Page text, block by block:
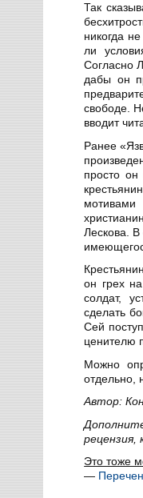
Так
никогда
ли
Согласно
дабы он
свободе.
вводит
Ранее
просто он
Лескова. В
он грех
солдат,
сделать
Сей
ценителю
Можно
отдельно,
Автор:
рецензия,
Это тоже
—